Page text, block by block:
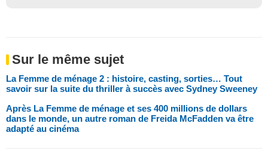
Sur le même sujet
La Femme de ménage 2 : histoire, casting, sorties… Tout
savoir sur la suite du thriller à succès avec Sydney Sweeney
Après La Femme de ménage et ses 400 millions de dollars
dans le monde, un autre roman de Freida McFadden va être
adapté au cinéma